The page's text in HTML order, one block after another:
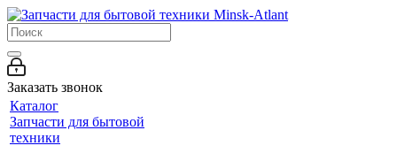
Заказать звонок
Каталог
Запчасти для бытовой
техники